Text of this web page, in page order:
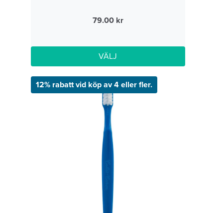
79.00
VÄLJ
12% rabatt vid köp av 4 eller fler.